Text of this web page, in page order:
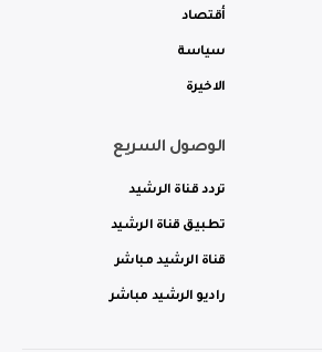
أقتصاد
سياسة
الاخيرة
الوصول السريع
تردد قناة الرشيد
تطبيق قناة الرشيد
قناة الرشيد مباشر
راديو الرشيد مباشر